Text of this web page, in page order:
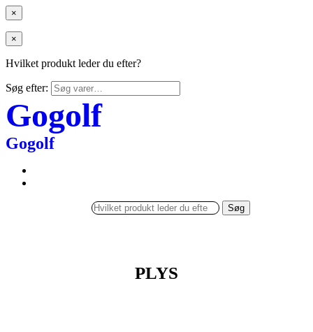
×
×
Hvilket produkt leder du efter?
Søg efter:
Gogolf
Gogolf
Søg
PLYS